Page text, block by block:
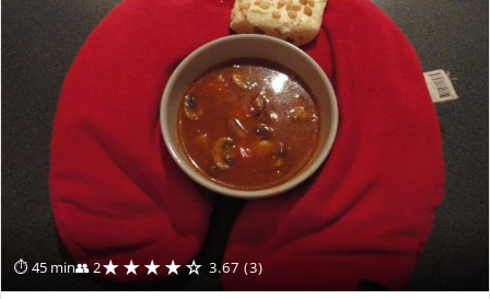
⏱ 45 min👥 2★★★★☆ 3.67 (3)